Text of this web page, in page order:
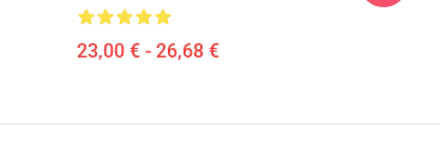
23,00 € - 26,68 €